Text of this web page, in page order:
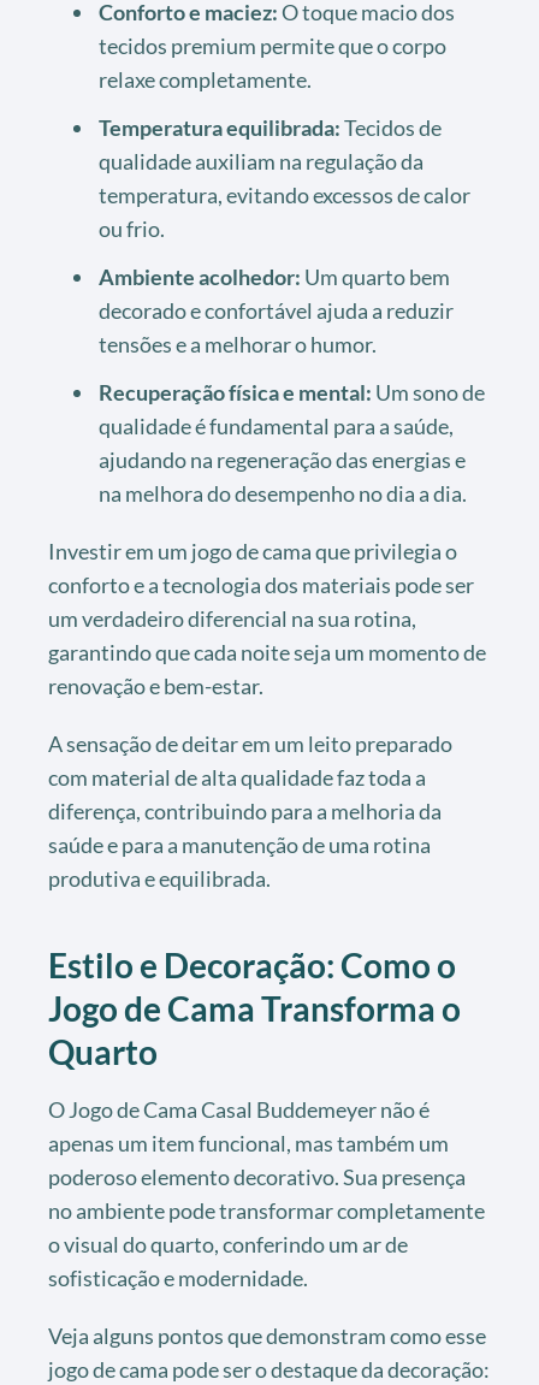
Conforto e maciez:O toque macio dos
tecidos premium permite que o corpo
relaxe completamente.
Temperatura equilibrada:Tecidos de
qualidade auxiliam na regulação da
temperatura, evitando excessos de calor
ou frio.
Ambiente acolhedor: Um quarto bem
decorado e confortável ajuda a reduzir
tensões e a melhorar o humor.
Recuperação física e mental: Um sono de
qualidade é fundamental para a saúde,
ajudando na regeneração das energias e
na melhora do desempenho no dia a dia.
Investir em um jogo de cama que privilegia o
conforto e a tecnologia dos materiais pode ser
um verdadeiro diferencial na sua rotina,
garantindo que cada noite seja um momento de
renovação e bem-estar.
A sensação de deitar em um leito preparado
com material de alta qualidade faz toda a
diferença, contribuindo para a melhoria da
saúde e para a manutenção de uma rotina
produtiva e equilibrada.
Estilo e Decoração: Como o
Jogo de Cama Transforma o
Quarto
O Jogo de Cama Casal Buddemeyer não é
apenas um item funcional, mas também um
poderoso elemento decorativo. Sua presença
no ambiente pode transformar completamente
o visual do quarto, conferindo um ar de
sofisticação e modernidade.
Veja alguns pontos que demonstram como esse
jogo de cama pode ser o destaque da decoração: